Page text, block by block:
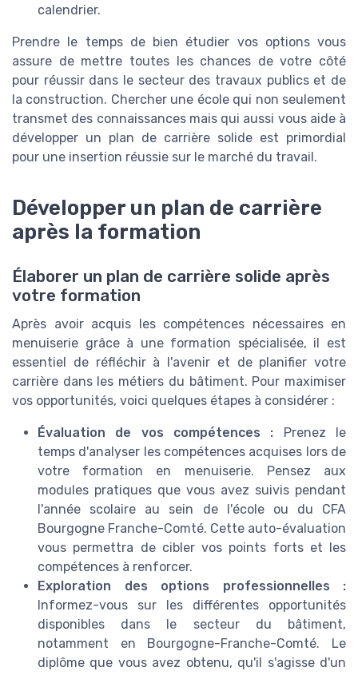
calendrier.
Prendre le temps de bien étudier vos options vous
assure de mettre toutes les chances de votre côté
pour réussir dans le secteur des travaux publics et de
la construction. Chercher une école qui non seulement
transmet des connaissances mais qui aussi vous aide à
développer un plan de carrière solide est primordial
pour une insertion réussie sur le marché du travail.
Développer un plan de carrière
après la formation
Élaborer un plan de carrière solide après
votre formation
Après avoir acquis les compétences nécessaires en
menuiserie grâce à une formation spécialisée, il est
essentiel de réfléchir à l'avenir et de planifier votre
carrière dans les métiers du bâtiment. Pour maximiser
vos opportunités, voici quelques étapes à considérer :
Évaluation de vos compétences : Prenez le
temps d'analyser les compétences acquises lors de
votre formation en menuiserie. Pensez aux
modules pratiques que vous avez suivis pendant
l'année scolaire au sein de l'école ou du CFA
Bourgogne Franche-Comté. Cette auto-évaluation
vous permettra de cibler vos points forts et les
compétences à renforcer.
Exploration des options professionnelles :
Informez-vous sur les différentes opportunités
disponibles dans le secteur du bâtiment,
notamment en Bourgogne-Franche-Comté. Le
diplôme que vous avez obtenu, qu'il s'agisse d'un